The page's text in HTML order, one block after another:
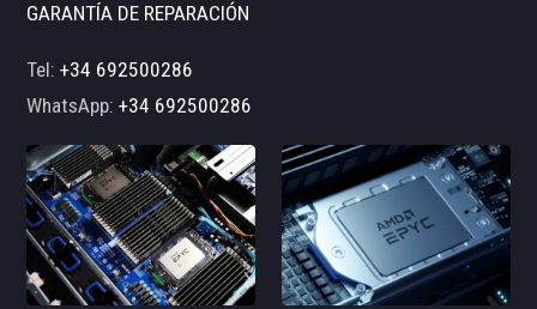
GARANTÍA DE REPARACIÓN
Tel:+34 692500286
WhatsApp:+34 692500286